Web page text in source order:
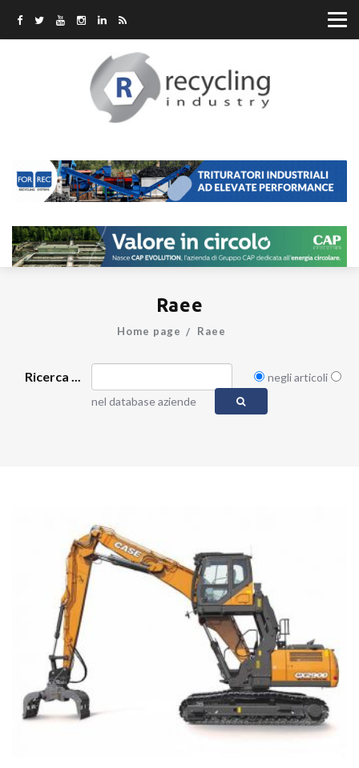
Raee
Home page Raee
Ricerca ...
negli articoli
nel database aziende